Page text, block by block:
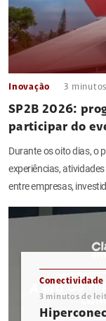
Inovação 3
SP2B 2026:
participar do
Durante os oito dias, o
experiências,
entre empresas,
Conectividade
3 minutos de